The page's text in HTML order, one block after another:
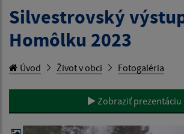
Silvestrovský
Homôlku 2023
Úvod Život v obci Fotogaléria
Zobraziť prezentáciu